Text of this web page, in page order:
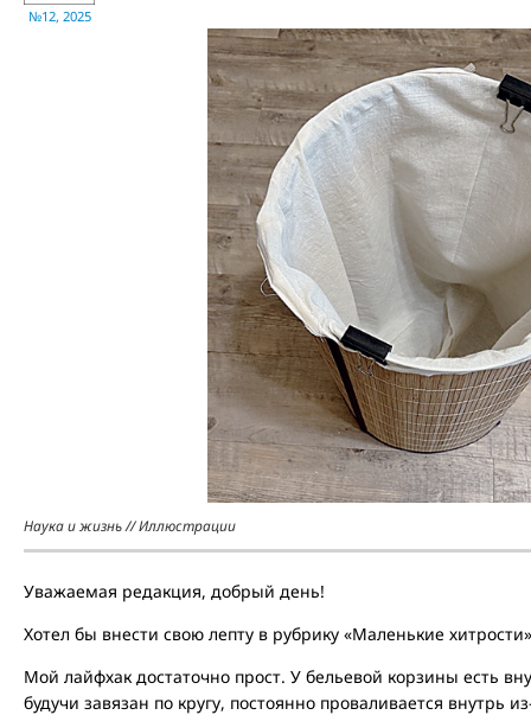
№12, 2025
Наука и жизнь // Иллюстрации
Уважаемая редакция, добрый день!
Хотел бы внести свою лепту в рубрику «Маленькие
Мой лайфхак достаточно прост. У бельевой корзины есть
будучи завязан по кругу, постоянно проваливается внутрь